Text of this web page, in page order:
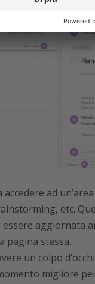
ad
etc.
aggiornata
pagina stessa.
un colpo
migliore